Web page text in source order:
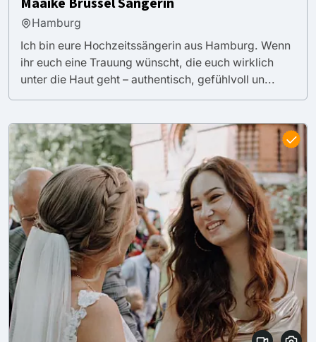
Hamburg
Ich bin eure Hochzeitssängerin aus Hamburg. Wenn
ihr euch eine Trauung wünscht, die euch wirklich
unter die Haut geht – authentisch, gefühlvoll un...